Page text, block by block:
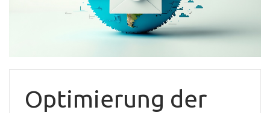
Optimierung der